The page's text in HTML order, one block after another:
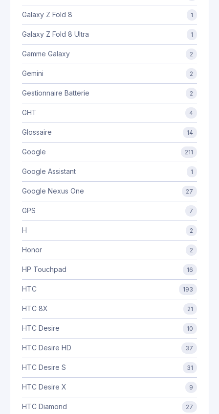
Galaxy Z Fold 8 1
Galaxy Z Fold 8 Ultra 1
Gamme Galaxy 2
Gemini 2
Gestionnaire Batterie 2
GHT 4
Glossaire 14
Google 211
Google Assistant 1
Google Nexus One 27
GPS 7
H 2
Honor 2
HP Touchpad 16
HTC 193
HTC 8X 21
HTC Desire 10
HTC Desire HD 37
HTC Desire S 31
HTC Desire X 9
HTC Diamond 27